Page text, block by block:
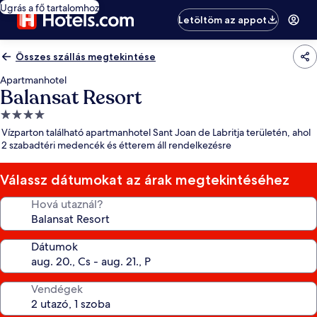
Ugrás a fő tartalomhoz
Letöltöm az appot
Összes szállás megtekintése
Apartmanhotel
Balansat Resort
4.0
csillagos
szálláshely
Vízparton található apartmanhotel Sant Joan de Labritja területén, ahol
2 szabadtéri medencék és étterem áll rendelkezésre
Válassz dátumokat az árak megtekintéséhez
Hová utaznál?
Dátumok
Vendégek